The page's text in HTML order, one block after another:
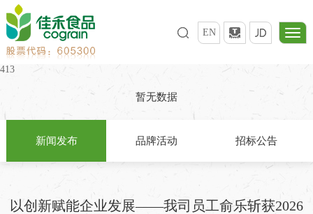
EN
413
暂无数据
新闻发布 品牌活动 招标公告
以创新赋能企业发展——我司员工俞乐斩获2026